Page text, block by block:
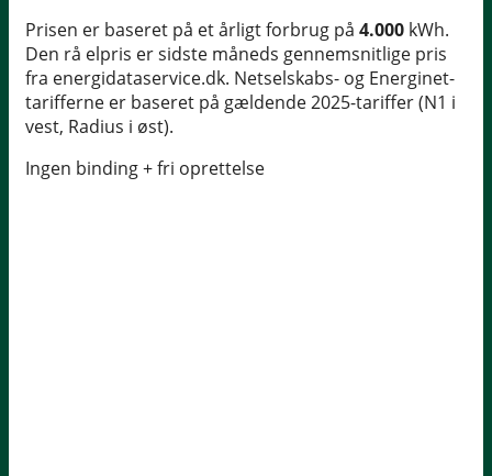
Prisen er baseret på et årligt forbrug på 4.000 kWh.
Den rå elpris er sidste måneds gennemsnitlige pris
fra energidataservice.dk. Netselskabs- og Energinet-
tarifferne er baseret på gældende 2025-tariffer (N1 i
vest, Radius i øst).
Ingen binding + fri oprettelse